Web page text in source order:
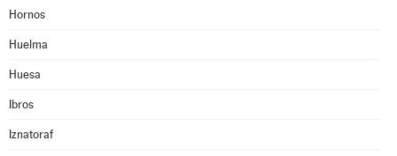
Hornos
Huelma
Huesa
Ibros
Iznatoraf